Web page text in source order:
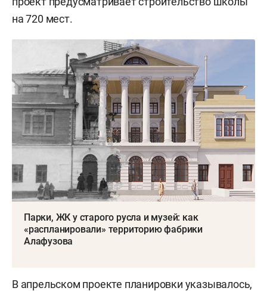
на 720 мест.
Парки, ЖК у старого русла и музей: как
«распланировали» территорию фабрики
Алафузова
В апрельском проекте планировки указывалось,